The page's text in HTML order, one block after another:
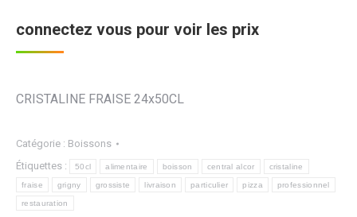
connectez vous pour voir les prix
CRISTALINE FRAISE 24x50CL
Catégorie : Boissons
Étiquettes :
50cl alimentaire boisson central alcor cristaline
fraise grigny grossiste livraison particulier pizza professionnel
restauration